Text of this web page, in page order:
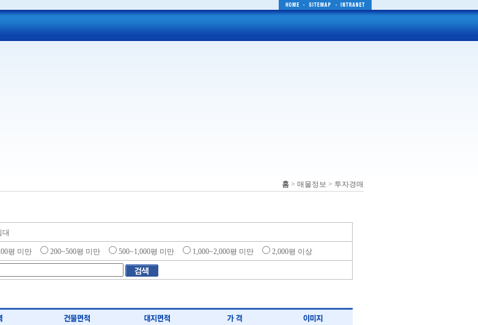
홈> 매물정보 > 투자경매
대
평 미만 200~500평 미만 500~1,000평 미만 1,000~2,000평 미만 2,000평 이상